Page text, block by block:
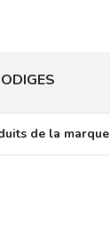
de la marque